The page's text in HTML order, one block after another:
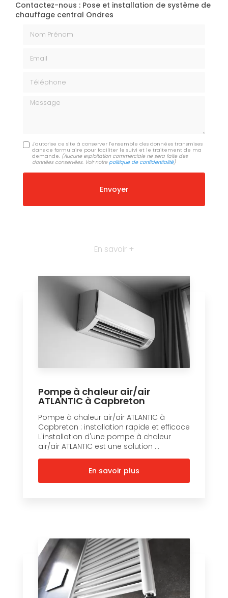
Contactez-nous : Pose et installation de système de
chauffage central Ondres
Message
J'autorise ce site à conserver l'ensemble des données transmises
dans ce formulaire pour faciliter le suivi et le traitement de ma
demande. (Aucune exploitation commerciale ne sera faite des
données conservées. Voir notrepolitique de confidentialité)
En savoir +
Pompe à chaleur air/air
ATLANTIC à Capbreton
Pompe à chaleur air/air ATLANTIC à
Capbreton : installation rapide et efficace
L'installation d'une pompe à chaleur
air/air ATLANTIC est une solution ...
En savoir plus